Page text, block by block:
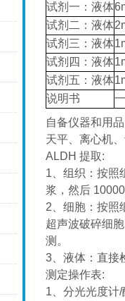
试剂一：液体
试剂二：液体
试剂三：液体
试剂四：液体
试剂五：液体
说明书
自备仪器和用
天平、离心机
ALDH 提取:
1、组织：按照
浆，然后
2、细胞：按照
超声波破碎细
测。
3、液体：直接
测定操作表:
1、分光光度计